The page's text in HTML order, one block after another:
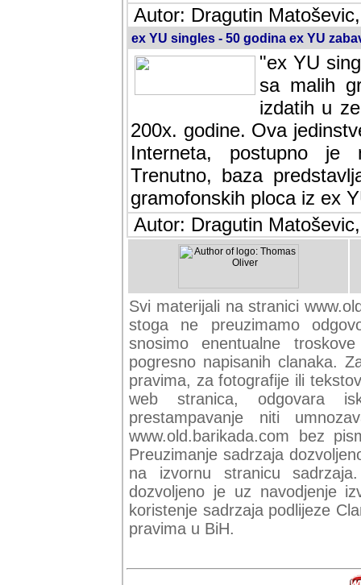
Autor: Dragutin
ex YU singles - 50 godina ex YU
"ex YU
sa malih
izdatih u
200x. godine. Ova
Interneta, postupno je
baza predstavlja
ploca iz ex YU.
Autor: Dragutin
Svi materijali na stranici
stoga ne preuzimamo
snosimo enentualne
pogresno napisanih clanaka.
pravima, za fotografije ili
web stranica, odgovara
prestampavanje niti
www.old.barikada.com bez
Preuzimanje sadrzaja
na izvornu stranicu
dozvoljeno je uz navodjenje
koristenje sadrzaja podlijeze
pravima u BiH.